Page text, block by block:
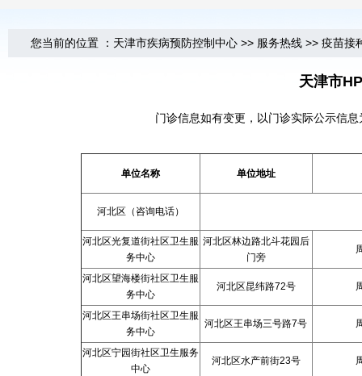
您当前的位置 ： 天津市疾病预防控制中心 >> 服务热线 >> 疫苗接
天津市
门诊信息如有变更，以门诊实际公示信
单位名称 单位地址
河北区（咨询电话）
河北区光复道街社区卫生服
务中心
河北区林边路北斗花园后
门旁
河北区望海楼街社区卫生服
务中心
河北区昆纬路72号
河北区王串场街社区卫生服
务中心
河北区王串场三号路7号
河北区宁园街社区卫生服务
中心
河北区水产前街23号